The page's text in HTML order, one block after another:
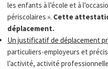
les enfants à l’école et à
périscolaires ». Cette
déplacement.
Un justificatif de déplacement
particuliers-employeurs et
l’activité, activité